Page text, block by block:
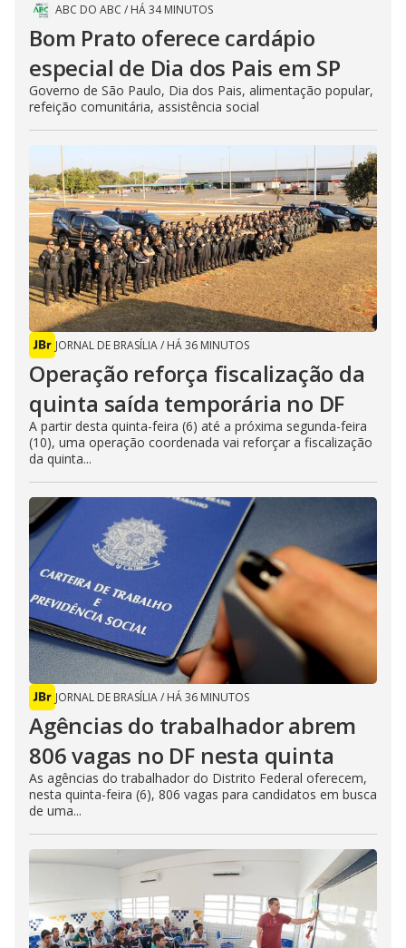
ABC DO ABC / HÁ 34 MINUTOS
Bom Prato oferece cardápio
especial de Dia dos Pais em SP
Governo de São Paulo, Dia dos Pais, alimentação popular,
refeição comunitária, assistência social
JORNAL DE BRASÍLIA/ HÁ 36 MINUTOS
Operação reforça fiscalização da
quinta saída temporária no DF
A partir desta quinta-feira (6) até a próxima segunda-feira
(10), uma operação coordenada vai reforçar a fiscalização
da quinta...
JORNAL DE BRASÍLIA/ HÁ 36 MINUTOS
Agências do trabalhador abrem
806 vagas no DF nesta quinta
As agências do trabalhador do Distrito Federal oferecem,
nesta quinta-feira (6), 806 vagas para candidatos em busca
de uma...